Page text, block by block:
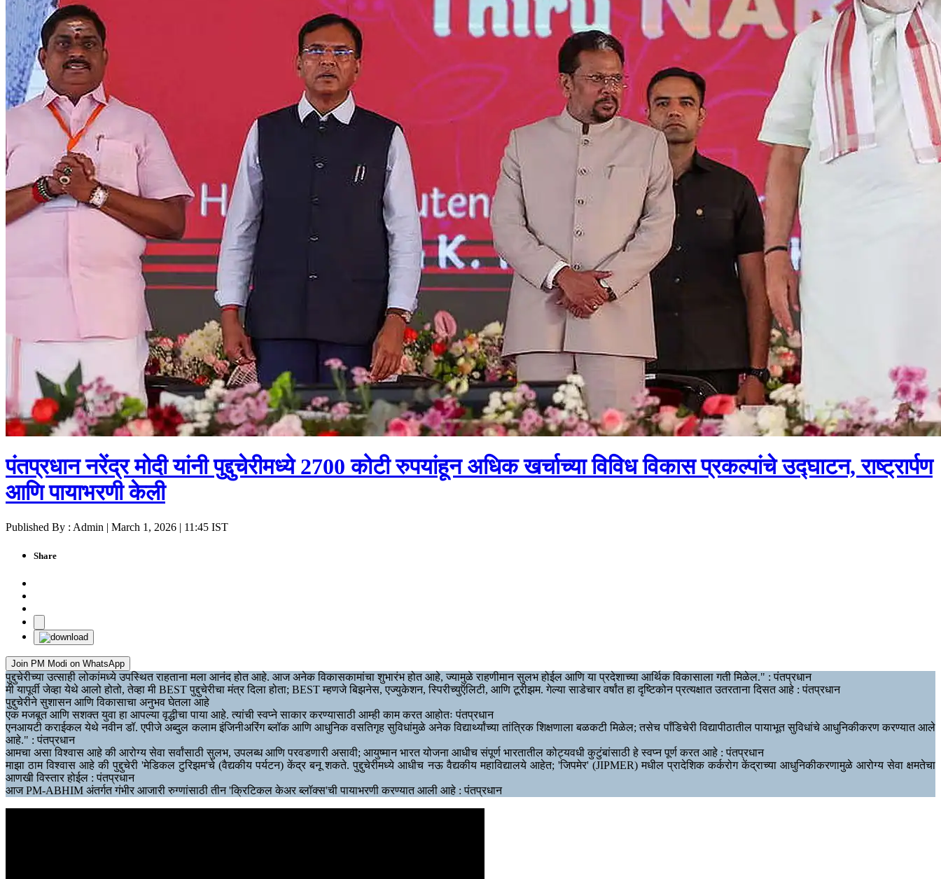
पंतप्रधान नरेंद्र मोदी यांनी पुद्दुचेरीमध्ये 2700 कोटी रुपयांहून अधिक खर्चाच्या विविध विकास प्रकल्पांचे उद्घाटन, राष्ट्रार्पण
आणि पायाभरणी केली
Published By : Admin | March 1, 2026 | 11:45 IST
Share
Join PM Modi on WhatsApp
पुद्दुचेरीच्या उत्साही लोकांमध्ये उपस्थित राहताना मला आनंद होत आहे. आज अनेक विकासकामांचा शुभारंभ होत आहे, ज्यामुळे राहणीमान सुलभ होईल आणि या प्रदेशाच्या आर्थिक विकासाला गती मिळेल." : पंतप्रधान
मी यापूर्वी जेव्हा येथे आलो होतो, तेव्हा मी BEST पुद्दुचेरीचा मंत्र दिला होता; BEST म्हणजे बिझनेस, एज्युकेशन, स्पिरीच्युऍलिटी, आणि टूरीझम. गेल्या साडेचार वर्षांत हा दृष्टिकोन प्रत्यक्षात उतरताना दिसत आहे : पंतप्रधान
पुद्दुचेरीने सुशासन आणि विकासाचा अनुभव घेतला आहे
एक मजबूत आणि सशक्त युवा हा आपल्या वृद्धीचा पाया आहे. त्यांची स्वप्ने साकार करण्यासाठी आम्ही काम करत आहोतः पंतप्रधान
एनआयटी कराईकल येथे नवीन डॉ. एपीजे अब्दुल कलाम इंजिनीअरिंग ब्लॉक आणि आधुनिक वसतिगृह सुविधांमुळे अनेक विद्यार्थ्यांच्या तांत्रिक शिक्षणाला बळकटी मिळेल; तसेच पाँडिचेरी विद्यापीठातील पायाभूत सुविधांचे आधुनिकीकरण करण्यात आले
आहे." : पंतप्रधान
आमचा असा विश्वास आहे की आरोग्य सेवा सर्वांसाठी सुलभ, उपलब्ध आणि परवडणारी असावी; आयुष्मान भारत योजना आधीच संपूर्ण भारतातील कोट्यवधी कुटुंबांसाठी हे स्वप्न पूर्ण करत आहे : पंतप्रधान
माझा ठाम विश्वास आहे की पुद्दुचेरी 'मेडिकल टुरिझम'चे (वैद्यकीय पर्यटन) केंद्र बनू शकते. पुद्दुचेरीमध्ये आधीच नऊ वैद्यकीय महाविद्यालये आहेत; 'जिपमेर' (JIPMER) मधील प्रादेशिक कर्करोग केंद्राच्या आधुनिकीकरणामुळे आरोग्य सेवा क्षमतेचा
आणखी विस्तार होईल : पंतप्रधान
आज PM-ABHIM अंतर्गत गंभीर आजारी रुग्णांसाठी तीन 'क्रिटिकल केअर ब्लॉक्स'ची पायाभरणी करण्यात आली आहे : पंतप्रधान